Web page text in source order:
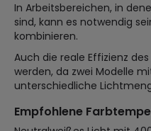
In Arbeitsbereichen, in
sind, kann es notwendig
kombinieren.
Auch die reale Effizienz
werden, da zwei Modelle
unterschiedliche
Empfohlene